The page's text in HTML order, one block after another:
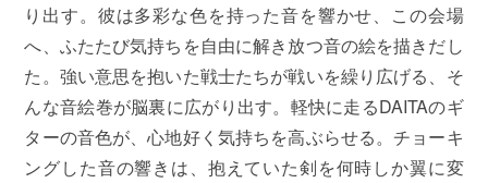
り出す。彼は多彩な色を持った音を響かせ、この会場
へ、ふたたび気持ちを自由に解き放つ音の絵を描きだし
た。強い意思を抱いた戦士たちが戦いを繰り広げる、そ
んな音絵巻が脳裏に広がり出す。軽快に走るDAITAのギ
ターの音色が、心地好く気持ちを高ぶらせる。チョーキ
ングした音の響きは、抱えていた剣を何時しか翼に変